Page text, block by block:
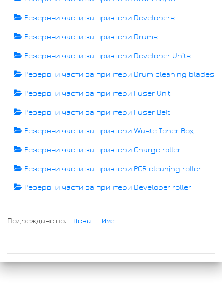
Резервни части за принтери Developers
Резервни части за принтери Drums
Резервни части за принтери Developer Units
Резервни части за принтери Drum cleaning blades
Резервни части за принтери Fuser Unit
Резервни части за принтери Fuser Belt
Резервни части за принтери Waste Toner Box
Резервни части за принтери Charge roller
Резервни части за принтери PCR cleaning roller
Резервни части за принтери Developer roller
Подреждане по: Цена Име